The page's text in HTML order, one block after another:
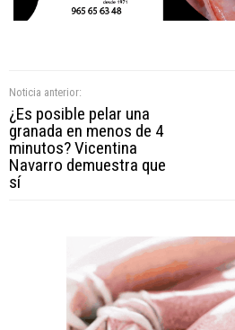
Noticia anterior:
¿Es posible pelar una
granada en menos de 4
minutos? Vicentina
Navarro demuestra que
sí